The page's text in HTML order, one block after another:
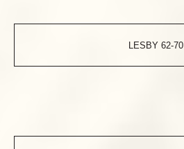
LESBY 62-70